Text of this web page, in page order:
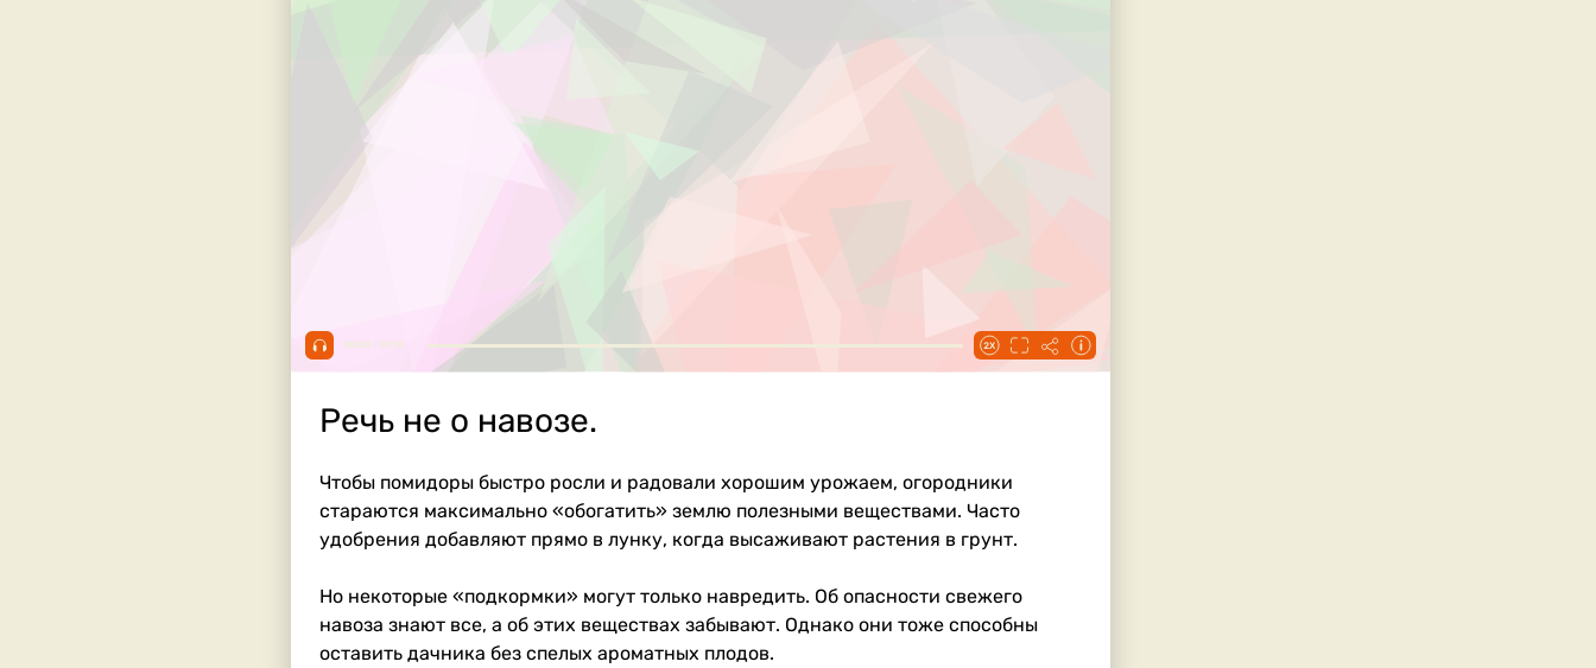
00:00 / 01:16
Речь не о навозе.
Чтобы помидоры быстро росли и радовали хорошим урожаем, огородники
стараются максимально «обогатить» землю полезными веществами. Часто
удобрения добавляют прямо в лунку, когда высаживают растения в грунт.
Но некоторые «подкормки» могут только навредить. Об опасности свежего
навоза знают все, а об этих веществах забывают. Однако они тоже способны
оставить дачника без спелых ароматных плодов.